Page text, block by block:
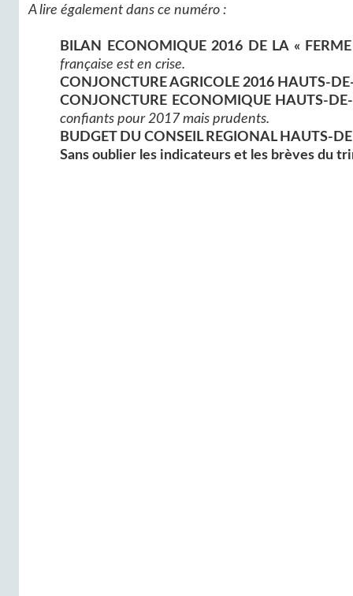
A lire également dans ce numéro :
BILAN ECONOMIQUE 2016 DE LA «
française est en crise.
CONJONCTURE AGRICOLE 2016 HAUTS-
CONJONCTURE ECONOMIQUE HAUTS-
confiants pour 2017 mais prudents.
BUDGET DU CONSEIL REGIONAL HAUTS-
Sans oublier les indicateurs et les brèves du